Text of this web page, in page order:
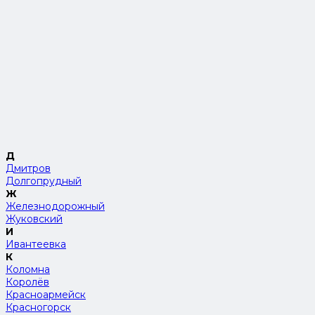
Д
Дмитров
Долгопрудный
Ж
Железнодорожный
Жуковский
И
Ивантеевка
К
Коломна
Королёв
Красноармейск
Красногорск